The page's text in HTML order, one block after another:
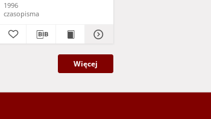
1996
czasopisma
Więcej